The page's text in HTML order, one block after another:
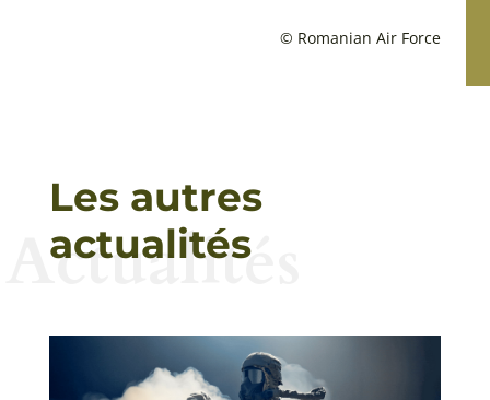
© Romanian Air Force
Les autres
actualités
Actualités